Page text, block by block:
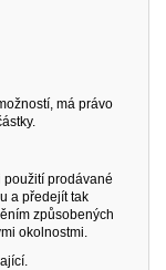
má právo
použití prodávané
a předejít tak
způsobených
okolnostmi.